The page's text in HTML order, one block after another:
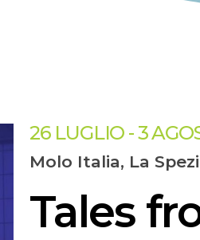
26 LUGLIO -3
Molo Italia, La
Tales